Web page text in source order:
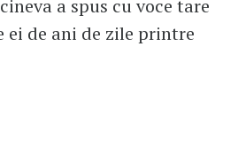
a spus cu voce tare
ei de ani de zile printre